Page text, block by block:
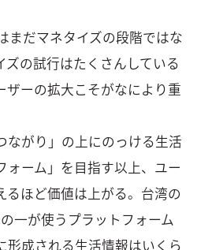
まだマネタイズの段階ではな
ズの試行はたくさんしている
ザーの拡大こそがなにより重
ながり」の上にのっける生活
ォーム」を目指す以上、ユー
るほど価値は上がる。台湾の
一が使うプラットフォーム
形成される生活情報はいくら